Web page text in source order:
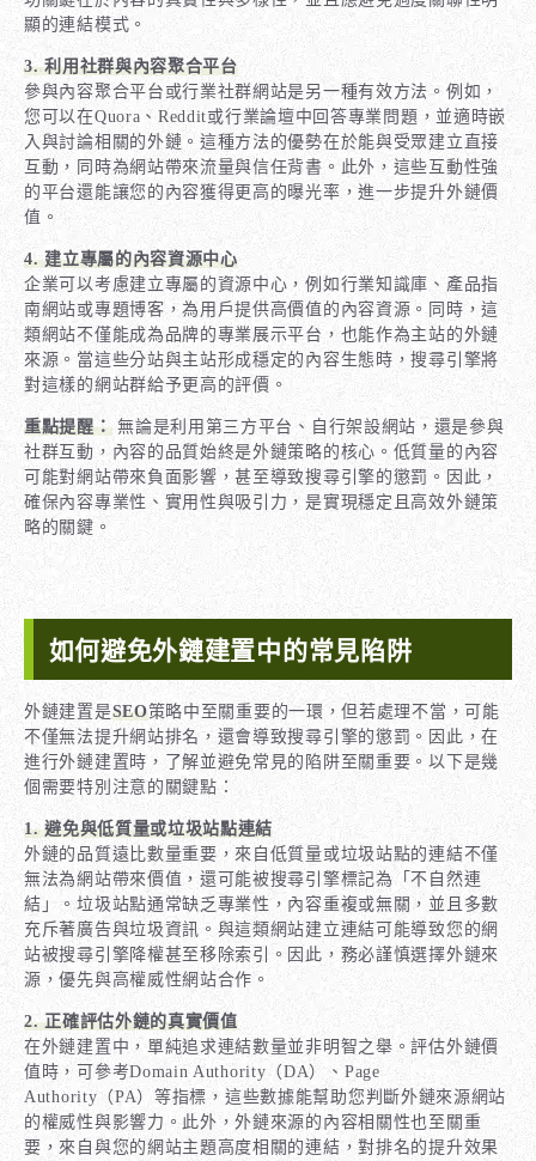
顯的連結模式。
3. 利用社群與內容聚合平台
參與內容聚合平台或行業社群網站是另一種有效方法。例如，
您可以在Quora、Reddit或行業論壇中回答專業問題，並適時嵌
入與討論相關的外鏈。這種方法的優勢在於能與受眾建立直接
互動，同時為網站帶來流量與信任背書。此外，這些互動性強
的平台還能讓您的內容獲得更高的曝光率，進一步提升外鏈價
值。
4. 建立專屬的內容資源中心
企業可以考慮建立專屬的資源中心，例如行業知識庫、產品指
南網站或專題博客，為用戶提供高價值的內容資源。同時，這
類網站不僅能成為品牌的專業展示平台，也能作為主站的外鏈
來源。當這些分站與主站形成穩定的內容生態時，搜尋引擎將
對這樣的網站群給予更高的評價。
重點提醒：無論是利用第三方平台、自行架設網站，還是參與
社群互動，內容的品質始終是外鏈策略的核心。低質量的內容
可能對網站帶來負面影響，甚至導致搜尋引擎的懲罰。因此，
確保內容專業性、實用性與吸引力，是實現穩定且高效外鏈策
略的關鍵。
如何避免外鏈建置中的常見陷阱
外鏈建置是SEO策略中至關重要的一環，但若處理不當，可能
不僅無法提升網站排名，還會導致搜尋引擎的懲罰。因此，在
進行外鏈建置時，了解並避免常見的陷阱至關重要。以下是幾
個需要特別注意的關鍵點：
1. 避免與低質量或垃圾站點連結
外鏈的品質遠比數量重要，來自低質量或垃圾站點的連結不僅
無法為網站帶來價值，還可能被搜尋引擎標記為「不自然連
結」。垃圾站點通常缺乏專業性，內容重複或無關，並且多數
充斥著廣告與垃圾資訊。與這類網站建立連結可能導致您的網
站被搜尋引擎降權甚至移除索引。因此，務必謹慎選擇外鏈來
源，優先與高權威性網站合作。
2. 正確評估外鏈的真實價值
在外鏈建置中，單純追求連結數量並非明智之舉。評估外鏈價
值時，可參考Domain Authority（DA）、Page
Authority（PA）等指標，這些數據能幫助您判斷外鏈來源網站
的權威性與影響力。此外，外鏈來源的內容相關性也至關重
要，來自與您的網站主題高度相關的連結，對排名的提升效果